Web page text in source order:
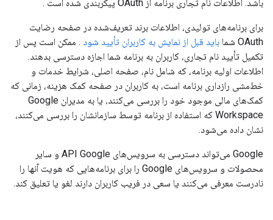
باشد. اطلاعات نام تجاری برنامه از OAuth پیکربندی شده است .
برای برنامه‌های تولیدی، اطلاعات برند تعریف‌شده در صفحه رضایت
OAuth شما
باید قبل از نمایش به کاربران تأیید شود . ممکن است پس از
تکمیل تأیید نام تجاری، کاربران به برنامه شما اجازه دسترسی بدهند.
اطلاعات اولیه برنامه، که شامل نام، صفحه اصلی، شرایط خدمات و
خط‌مشی رازداری برنامه است، به کاربران در صفحه کمک هزینه، زمانی که
کمک‌های مالی موجود خود را بررسی می‌کنند، یا به مدیران Google
Workspace که استفاده از برنامه توسط سازمانشان را بررسی می‌کنند،
نشان داده می‌شود.
Google می‌تواند دسترسی به سرویس‌های API Google و سایر
محصولات و سرویس‌های Google را برای برنامه‌هایی که هویت آنها را
نادرست معرفی می‌کنند یا سعی در فریب کاربران دارند لغو یا تعلیق کند.